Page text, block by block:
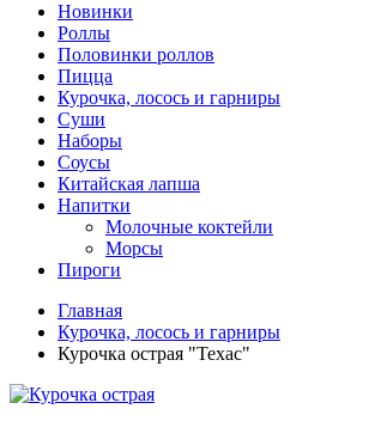
Новинки
Роллы
Половинки роллов
Пицца
Курочка, лосось и гарниры
Суши
Наборы
Соусы
Китайская лапша
Напитки
Молочные коктейли
Морсы
Пироги
Главная
Курочка, лосось и гарниры
Курочка острая "Техас"